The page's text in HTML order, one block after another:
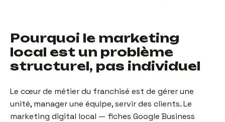
Pourquoi le marketing
local est un problème
structurel, pas individuel
Le cœur de métier du franchisé est de gérer une
unité, manager une équipe, servir des clients. Le
marketing digital local — fiches Google Business